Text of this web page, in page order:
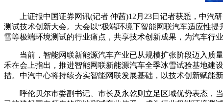
上证报中国证券网讯(记者 仲茜)12月23日记者获悉，中汽研
测试技术创新大会。大会以“极端环境下智能网联汽车适应性
雪等极端环境测试的行业痛点，共享技术创新成果，为汽车行
当前，智能网联新能源汽车产业已从规模扩张阶段迈入质量
禾在会上指出，推进智能网联新能源汽车全季冰雪试验基地建
措。中汽中心将持续夯实智能网联发展基础，以技术创新赋能
呼伦贝尔市委副书记、市长及永乾则立足区域优势表态，当